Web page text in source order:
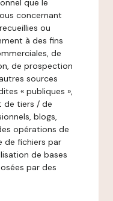
que le
concernant
ou
à des fins
de
de prospection
sources
« publiques »,
de tiers / de
blogs,
opérations de
de fichiers par
de bases
par des